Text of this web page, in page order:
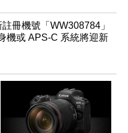
冊機號「WW308784」
機或 APS-C 系統將迎新